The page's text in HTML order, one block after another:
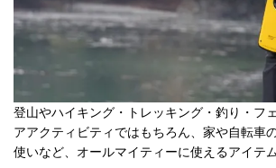
登山やハイキング・トレッキング・釣り・フ
アアクティビティではもちろん、家や自転車
使いなど、オールマイティーに使えるアイテム